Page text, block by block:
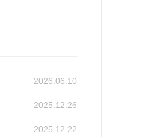
2026.06.10
2025.12.26
2025.12.22